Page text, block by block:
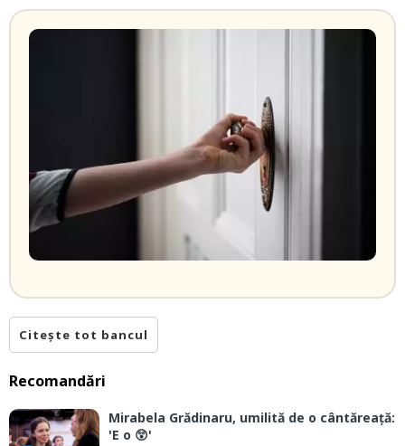
Citește tot bancul
Recomandări
Mirabela Grădinaru, umilită de o cântăreață:
'E o 😲'